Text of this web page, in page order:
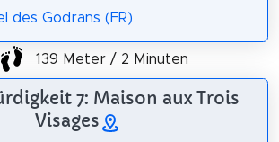
des Godrans (FR)
139 Meter / 2 Minuten
7: Maison aux Trois
Visages